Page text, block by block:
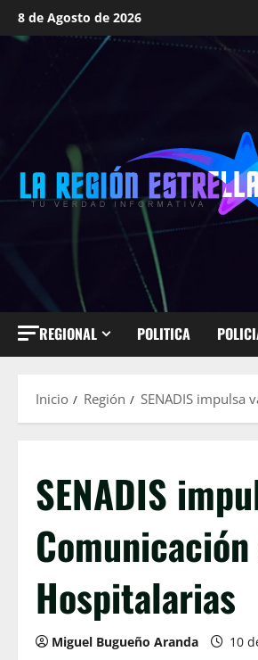
Saltar
al
8 de Agosto de 2026
REGIONAL POLITICA
Inicio Región SENADIS impulsa
SENADIS
Hospitalarias
Miguel Bugueño Aranda 10